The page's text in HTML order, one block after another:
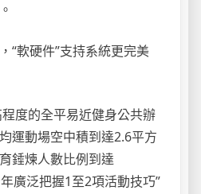
“軟硬件”支持系統更完美
度的全平易近健身公共辦
運動場空中積到達2.6平方
錘煉人數比例到達
廣泛把握1至2項活動技巧”